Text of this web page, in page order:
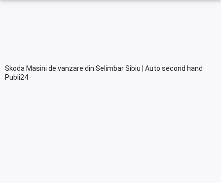
Skoda Masini de vanzare din Selimbar Sibiu | Auto second hand
Publi24